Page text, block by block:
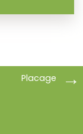
Placage